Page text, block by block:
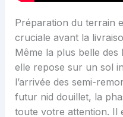
Préparation du terrain
cruciale avant la
Même la plus belle
elle repose sur un sol
l’arrivée des semi-
futur nid douillet, la
toute votre attention. Il